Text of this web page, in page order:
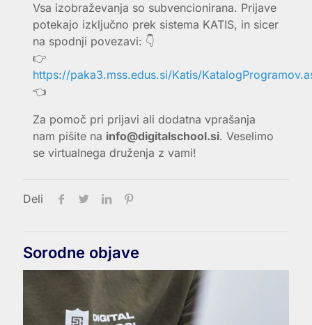
Vsa izobraževanja so subvencionirana. Prijave
potekajo izključno prek sistema KATIS, in sicer
na spodnji povezavi: 👇
👉
https://paka3.mss.edus.si/Katis/
👈
Za pomoč pri prijavi ali dodatna vprašanja
nam pišite na info@digitalschool.si. Veselimo
se virtualnega druženja z vami!
Deli
Sorodne objave